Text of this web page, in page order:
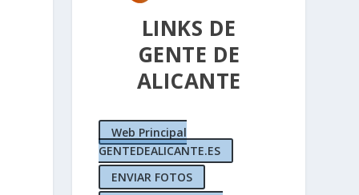
LINKS DE
GENTE DE
ALICANTE
Web Principal
GENTEDEALICANTE.ES
ENVIAR FOTOS